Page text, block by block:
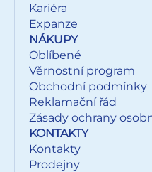
Kariéra
Expanze
NÁKUPY
Oblíbené
Věrnostní program
Obchodní podmínky
Reklamační řád
Zásady ochrany
KONTAKTY
Kontakty
Prodejny